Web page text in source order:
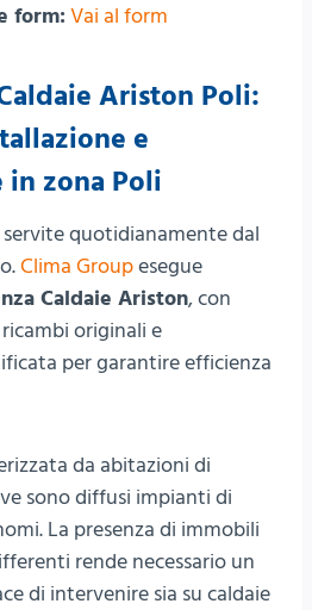
form: Vai al form
Ariston Poli:
e
zona Poli
servite quotidianamente dal
Clima Groupesegue
Caldaie Ariston, con
originali e
per garantire efficienza
da abitazioni di
sono diffusi impianti di
La presenza di immobili
rende necessario un
di intervenire sia su caldaie